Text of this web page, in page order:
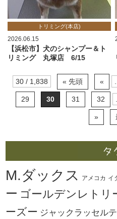
トリミング(本店)
2026.06.15
【浜松市】犬のシャンプー＆ト
リミング 丸塚店 6/15
30 / 1,838 « 先頭 «
29 30 31 32
»
M.ダックス アメコカ イ
ー ゴールデンレトリ
ーズー ジャックラッセル